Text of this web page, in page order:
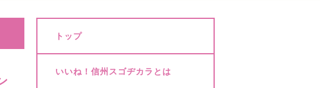
トップ
いいね！信州スゴヂカラとは